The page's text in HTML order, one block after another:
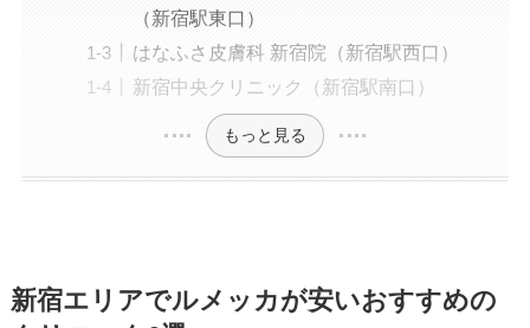
（新宿駅東口）
はなふさ皮膚科 新宿院（新宿駅西口）
新宿中央クリニック（新宿駅南口）
もっと見る
新宿エリアでルメッカが安いおすすめの